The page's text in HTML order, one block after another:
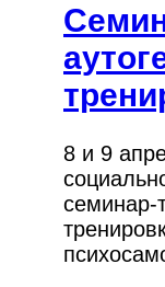
8 и 9
семинар-